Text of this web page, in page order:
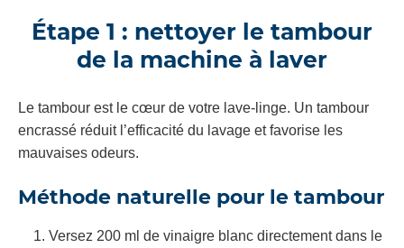
Étape 1 : nettoyer le tambour
de la machine à laver
Le tambour est le cœur de votre lave-linge. Un tambour
encrassé réduit l’efficacité du lavage et favorise les
mauvaises odeurs.
Méthode naturelle pour le tambour
Versez 200 ml de vinaigre blanc directement dans le